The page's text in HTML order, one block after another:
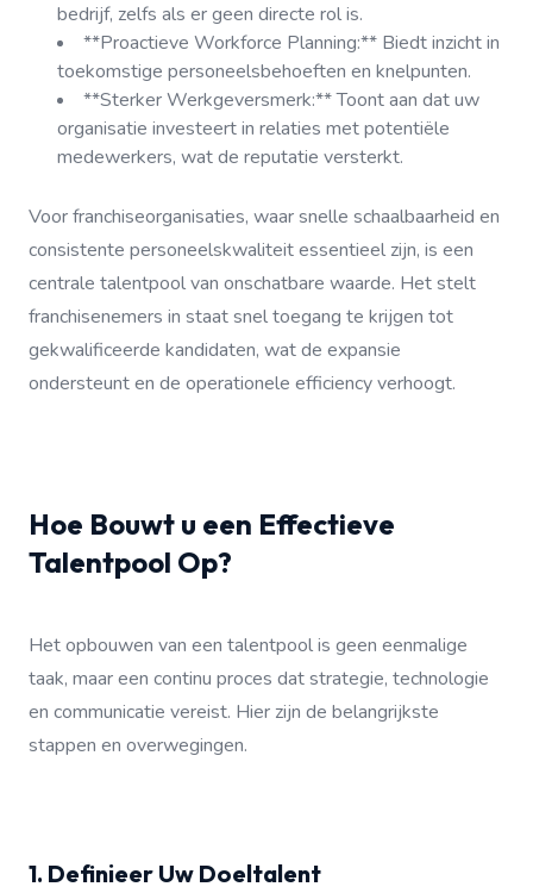
bedrijf, zelfs als er geen directe rol is.
**Proactieve Workforce Planning:** Biedt inzicht in
toekomstige personeelsbehoeften en knelpunten.
**Sterker Werkgeversmerk:** Toont aan dat uw
organisatie investeert in relaties met potentiële
medewerkers, wat de reputatie versterkt.
Voor franchiseorganisaties, waar snelle schaalbaarheid en
consistente personeelskwaliteit essentieel zijn, is een
centrale talentpool van onschatbare waarde. Het stelt
franchisenemers in staat snel toegang te krijgen tot
gekwalificeerde kandidaten, wat de expansie
ondersteunt en de operationele efficiency verhoogt.
Hoe Bouwt u een Effectieve
Talentpool Op?
Het opbouwen van een talentpool is geen eenmalige
taak, maar een continu proces dat strategie, technologie
en communicatie vereist. Hier zijn de belangrijkste
stappen en overwegingen.
1. Definieer Uw Doeltalent